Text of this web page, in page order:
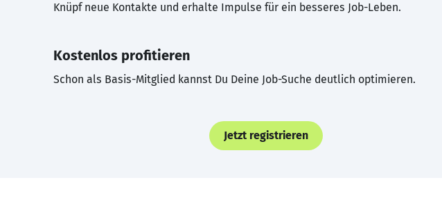
Knüpf neue Kontakte und erhalte Impulse für ein besseres Job-Leben.
Kostenlos profitieren
Schon als Basis-Mitglied kannst Du Deine Job-Suche deutlich optimieren.
Jetzt registrieren